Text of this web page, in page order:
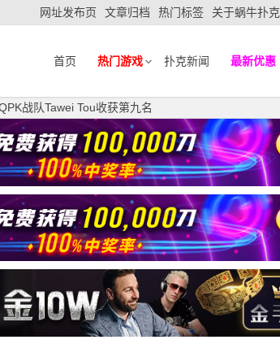
网址发布页 文章归档 热门标签 关于蜗牛扑克
首页 热门游戏 扑克新闻 最新优惠
战队Tawei Tou收获第九名